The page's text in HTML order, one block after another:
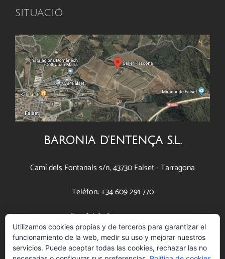
SITUACIÓ
BARONIA D'ENTENÇA S.L.
Camí dels Fontanals s/n, 43730 Falset - Tarragona
Telèfon: +34 609 291 770
Email: info@pascona.com
www.pascona.com
Utilizamos cookies propias y de terceros para garantizar el
funcionamiento de la web, medir su uso y mejorar nuestros
servicios. Puede aceptar todas las cookies, rechazar las no